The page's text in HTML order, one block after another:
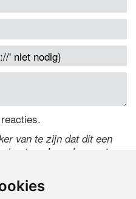
van te zijn dat dit een
code over in